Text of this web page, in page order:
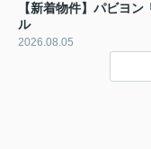
【新着物件】パビヨン
ル
2026.08.05